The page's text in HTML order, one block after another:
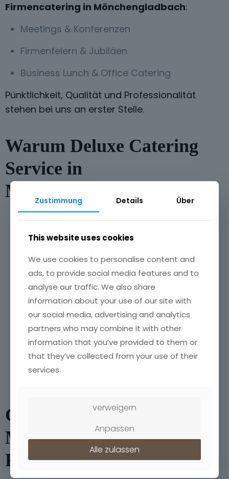
Firmencatering in Mönchengladbach:
Meetings & Konferenzen
Firmenfeiern & Jubiläen
Business Lunch & Office Catering
Pünktlichkeit, Qualität und Professionalität
stehen bei uns an erster Stelle.
Warum Deluxe Catering
Service in
Mönchengladbach?
✔️ Erfahrung im Event- und Business-
Catering
✔️ Persönliche Beratung & individuelle
Konzepte
✔️ Frische Zutaten & hochwertige Qualität
✔️ Faire Preise & transparente Angebote
✔️ Zuverlässiger Service in
Mönchengladbach & Umgebung
Catering in
Mönchengladbach &
Rheinland
Zustimmung Details Über
This website uses cookies
We use cookies to personalise content and
ads, to provide social media features and to
analyse our traffic. We also share
information about your use of our site with
our social media, advertising and analytics
partners who may combine it with other
information that you’ve provided to them or
that they’ve collected from your use of their
services.
verweigern
Anpassen
Alle zulassen